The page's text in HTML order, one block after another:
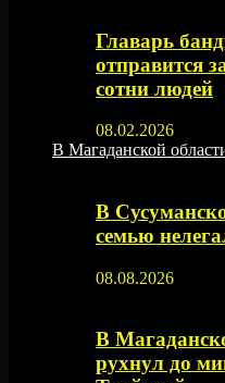
Главарь
отправится
сотни людей
08.02.2026
В Магаданской
В
семью
08.08.2026
В
рухнул до